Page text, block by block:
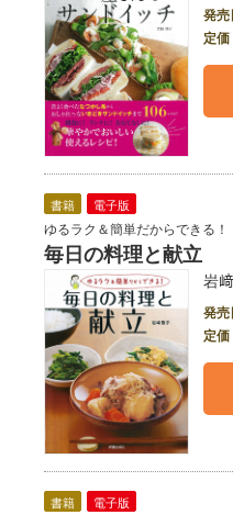
発売
定価
書籍 電子版
ゆるラク＆簡単だからできる！
毎日の料理と献立
岩
発売
定価
書籍 電子版